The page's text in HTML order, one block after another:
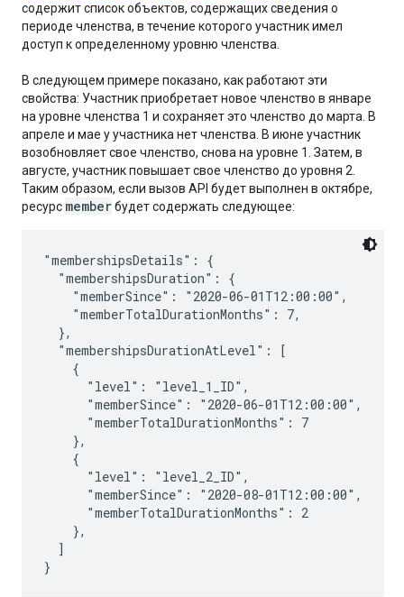
содержит список объектов, содержащих сведения о
периоде членства, в течение которого участник имел
доступ к определенному уровню членства.
В следующем примере показано, как работают эти
свойства: Участник приобретает новое членство в январе
на уровне членства 1 и сохраняет это членство до марта. В
апреле и мае у участника нет членства. В июне участник
возобновляет свое членство, снова на уровне 1. Затем, в
августе, участник повышает свое членство до уровня 2.
Таким образом, если вызов API будет выполнен в октябре,
ресурс memberбудет содержать следующее:
"membershipsDetails": {
  "membershipsDuration": {
    "memberSince": "2020-06-01T12:00:00",
    "memberTotalDurationMonths": 7,
  },
  "membershipsDurationAtLevel": [
    {
      "level": "level_1_ID",
      "memberSince": "2020-06-01T12:00:00",
      "memberTotalDurationMonths": 7
    },
    {
      "level": "level_2_ID",
      "memberSince": "2020-08-01T12:00:00",
      "memberTotalDurationMonths": 2
    },
  ]
}